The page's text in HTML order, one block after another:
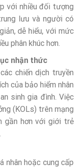
với nhiều đối tượng
lưu và người có
dễ hiểu, với mức
phân khúc hơn.
nhận thức
chiến dịch truyền
của bảo hiểm nhân
sinh gia đình. Việc
(KOLs) trên mạng
gần hơn với giới trẻ
nhân hoặc cung cấp